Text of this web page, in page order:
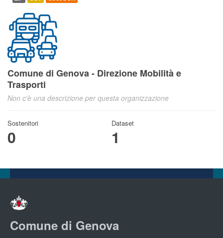
Comune di Genova - Direzione Mobilità e
Trasporti
Non c'è una descrizione per questa organizzazione
Sostenitori
0
Dataset
1
Comune di Genova